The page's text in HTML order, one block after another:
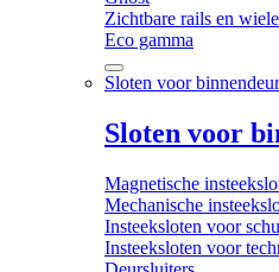
Zichtbare rails en
Eco gamma
Sloten voor
Sloten voor
Magnetische
Mechanische
Insteeksloten voor
Insteeksloten voor